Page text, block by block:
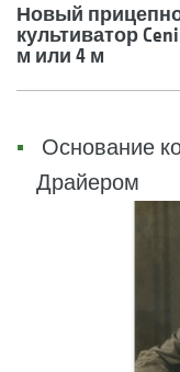
Новый
культиватор
м или 4 м
Основание
Драйером